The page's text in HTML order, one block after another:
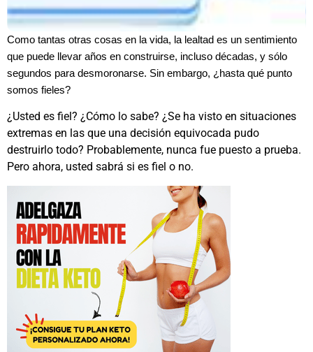
Como tantas otras cosas en la vida, la lealtad es un sentimiento
que puede llevar años en construirse, incluso décadas, y sólo
segundos para desmoronarse. Sin embargo, ¿hasta qué punto
somos fieles?
¿Usted es fiel? ¿Cómo lo sabe? ¿Se ha visto en situaciones
extremas en las que una decisión equivocada pudo
destruirlo todo? Probablemente, nunca fue puesto a prueba.
Pero ahora, usted sabrá si es fiel o no.